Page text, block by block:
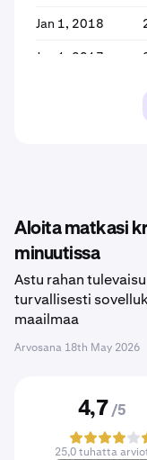
Jan 1, 2018
Jan 1, 2017
Aloita matkasi
minuutissa
Astu rahan
turvallisesti
maailmaa
Arvosana 18th May 2026
4,7 /5
25,0 tuhatta